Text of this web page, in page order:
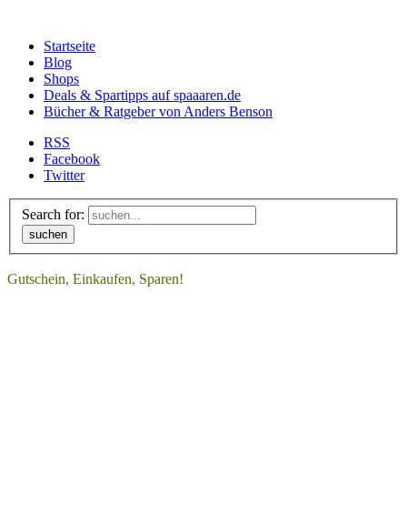
Startseite
Blog
Shops
Deals & Spartipps auf spaaaren.de
Bücher & Ratgeber von Anders Benson
RSS
Facebook
Twitter
Search for:
suchen
Gutschein, Einkaufen, Sparen!